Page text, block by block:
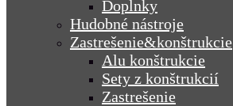
Doplnky
Hudobné nástroje
Zastrešenie&konštrukcie
Alu konštrukcie
Sety z konštrukcií
Zastrešenie